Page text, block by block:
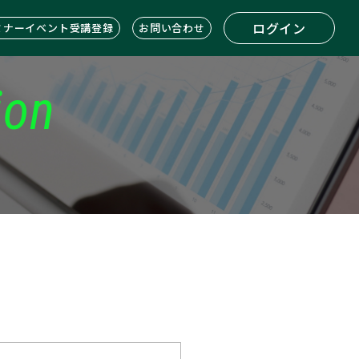
ナーイベント受講登録 お問い合わせ ログイン